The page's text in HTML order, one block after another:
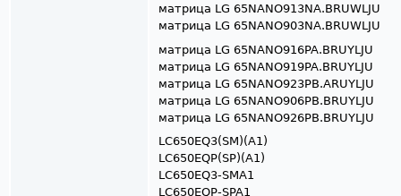
матрица LG 65NANO913NA.BRUWLJU
матрица LG 65NANO903NA.BRUWLJU
матрица LG 65NANO916PA.BRUYLJU
матрица LG 65NANO919PA.BRUYLJU
матрица LG 65NANO923PB.ARUYLJU
матрица LG 65NANO906PB.BRUYLJU
матрица LG 65NANO926PB.BRUYLJU
LC650EQ3(SM)(A1)
LC650EQP(SP)(A1)
LC650EQ3-SMA1
LC650EQP-SPA1